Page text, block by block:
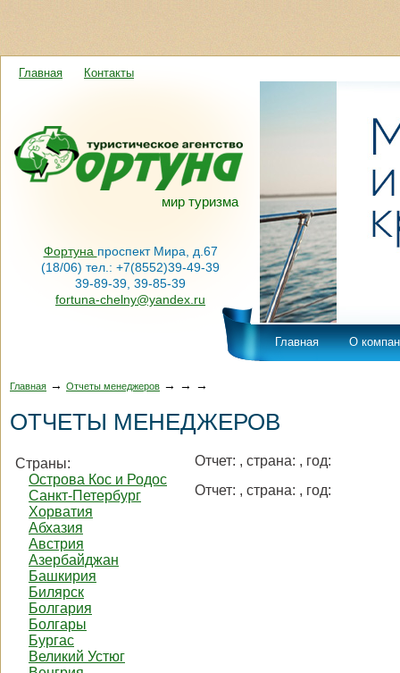
мир туризма
Главная Контакты
Фортуна проспект Мира, д.67
(18/06) тел.: +7(8552)39-49-39
39-89-39, 39-85-39
fortuna-chelny@yandex.ru
Главная О
Главная → Отчеты менеджеров → → →
ОТЧЕТЫ МЕНЕДЖЕРОВ
Страны:
Острова Кос и Родос
Санкт-Петербург
Хорватия
Абхазия
Австрия
Азербайджан
Башкирия
Билярск
Болгария
Болгары
Бургас
Великий Устюг
Отчет: , страна: , год:
Отчет: , страна: , год: